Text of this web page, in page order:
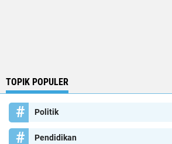
TOPIK POPULER
Politik
Pendidikan